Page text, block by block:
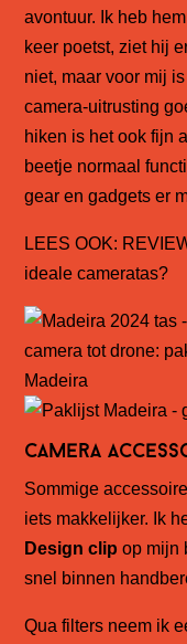
avontuur. Ik heb
keer poetst, ziet hij
niet, maar voor mij
camera-uitrusting
hiken is het ook fijn
beetje normaal
gear en gadgets er
LEES OOK:
ideale cameratas?
Camera
Sommige
iets makkelijker. Ik
Design clip op mijn
snel binnen
Qua filters neem ik